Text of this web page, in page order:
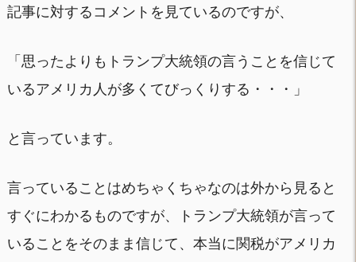
記事に対するコメントを見ているのですが、
「思ったよりもトランプ大統領の言うことを信じて
いるアメリカ人が多くてびっくりする・・・」
と言っています。
言っていることはめちゃくちゃなのは外から見ると
すぐにわかるものですが、トランプ大統領が言って
いることをそのまま信じて、本当に関税がアメリカ